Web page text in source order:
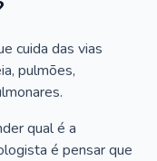
cuida das vias
pulmões,
qual é a
é pensar que